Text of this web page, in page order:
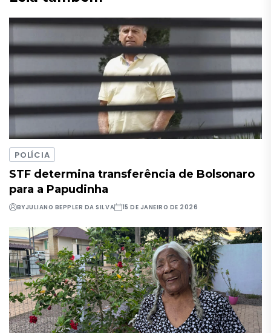
POLÍCIA
STF determina transferência de Bolsonaro
para a Papudinha
BYJULIANO BEPPLER DA SILVA 15 DE JANEIRO DE 2026